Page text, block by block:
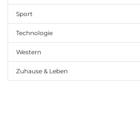
Sport
Technologie
Western
Zuhause & Leben